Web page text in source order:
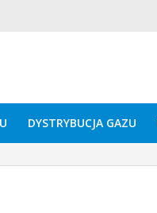
DYSTRYBUCJA GAZU